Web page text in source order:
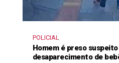
POLICIAL
Homem é preso
desaparecimento de